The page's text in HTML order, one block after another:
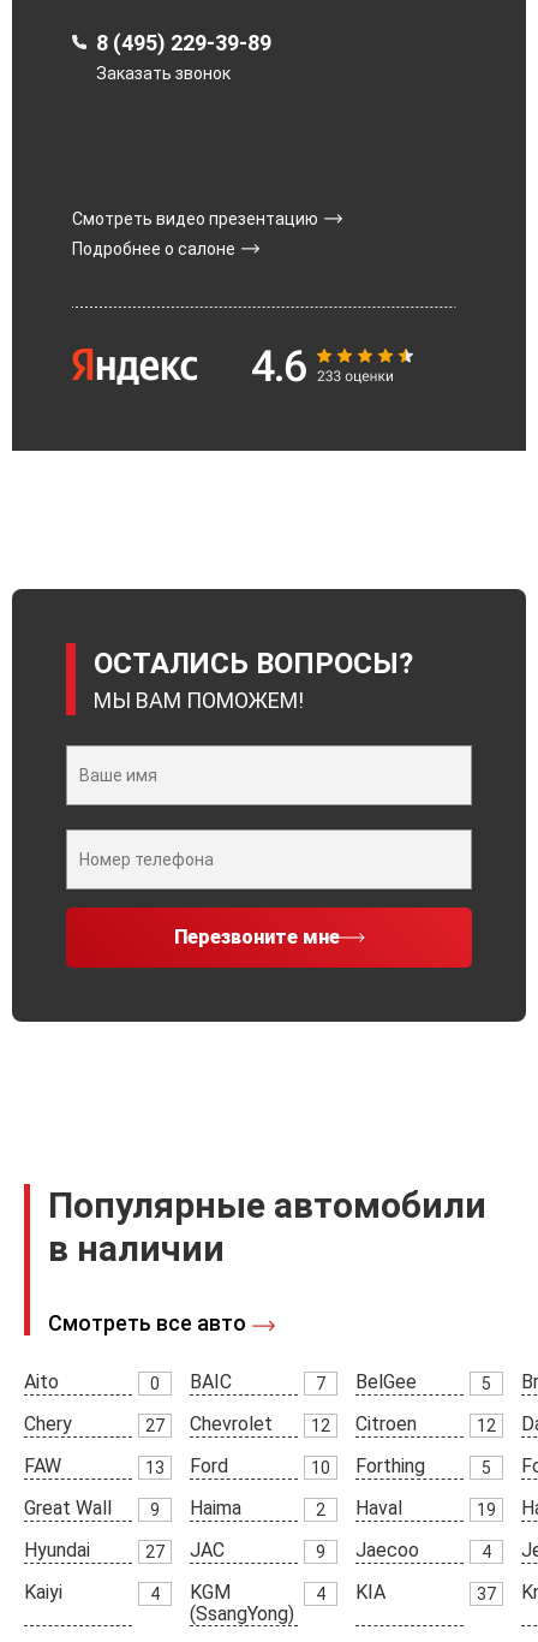
8 (495) 229-39-89
Заказать звонок
Смотреть видео презентацию
Подробнее о салоне
ОСТАЛИСЬ ВОПРОСЫ?
МЫ ВАМ ПОМОЖЕМ!
Перезвоните мне
Популярные автомобили
в наличии
Смотреть все авто
Aito 0 BAIC 7 BelGee 5
Chery
27 Chevrolet 12 Citroen 12
FAW
13 Ford 10 Forthing 5
Great Wall
9 Haima 2 Haval 19
Hyundai
27 JAC 9 Jaecoo 4
Kaiyi
4
KGM
(SsangYong)
4 KIA 37